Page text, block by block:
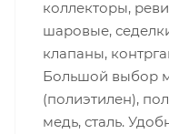
коллекторы,
шаровые,
клапаны,
Большой выбор
(полиэтилен),
медь, сталь.